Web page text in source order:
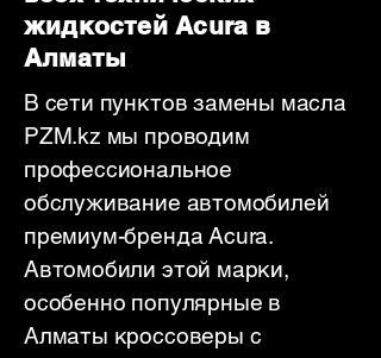
жидкостей Acura в
Алматы
В сети пунктов замены масла
PZM.kz мы проводим
профессиональное
обслуживание автомобилей
премиум-бренда Acura.
Автомобили этой марки,
особенно популярные в
Алматы кроссоверы с